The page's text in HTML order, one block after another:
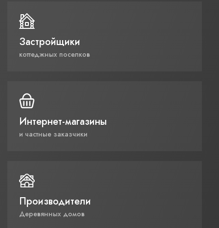
Застройщики
коттеджных поселков
Интернет-магазины
и частные заказчики
Производители
Деревянных домов